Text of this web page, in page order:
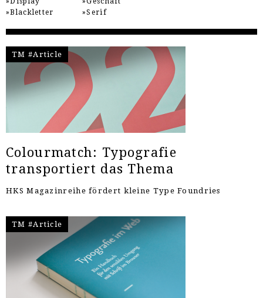
Blackletter
Serif
TM #Article
Colourmatch: Typografie
transportiert das Thema
HKS Magazinreihe fördert kleine Type Foundries
TM #Article